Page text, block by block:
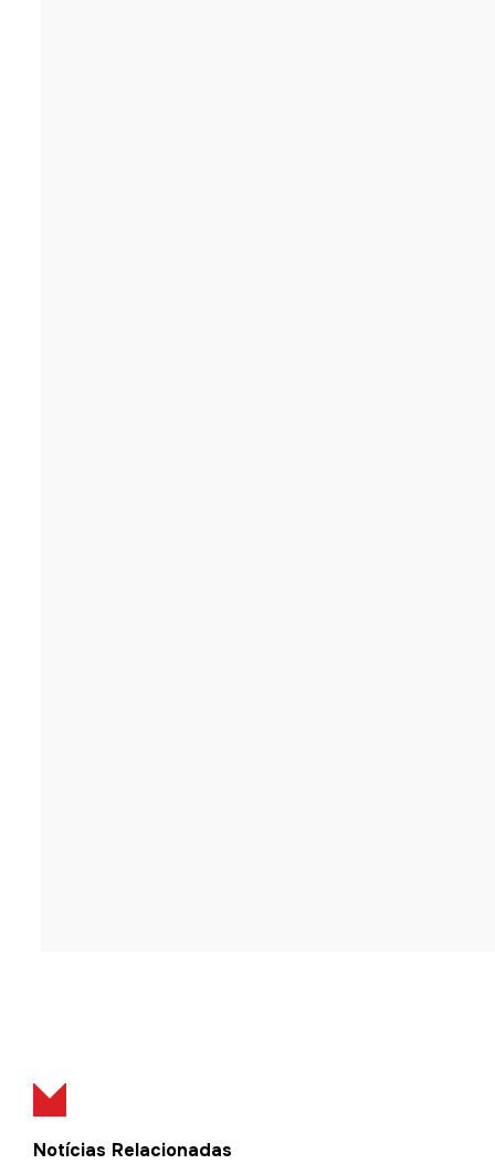
Notícias Relacionadas